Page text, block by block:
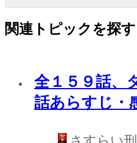
関連トピックを探す
全１５９話、
話あらすじ・